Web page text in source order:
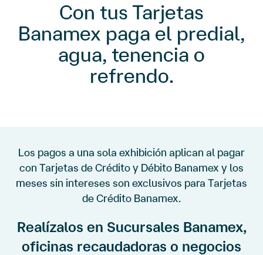
Con tus Tarjetas
Banamex paga el predial,
agua, tenencia o
refrendo.
Los pagos a una sola exhibición aplican al pagar
con Tarjetas de Crédito y Débito Banamex y los
meses sin intereses son exclusivos para Tarjetas
de Crédito Banamex.
Realízalos en Sucursales Banamex,
oficinas recaudadoras o negocios